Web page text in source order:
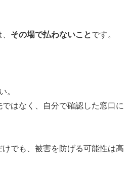
その場で払わないことです。
。
はなく、自分で確認した窓口に
でも、被害を防げる可能性は高